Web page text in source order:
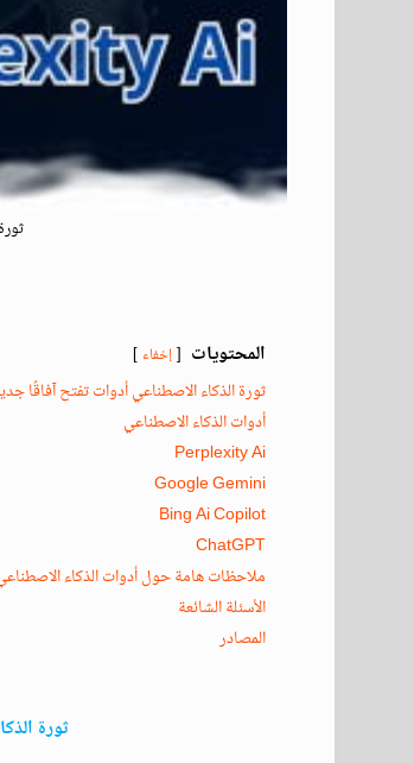
المحتويات إخفاء
ثورة الذكاء الاصطناعي أدوات تفتح آفاقًا
أدوات الذكاء الاصطناعي
Perplexity Ai
Google Gemini
Bing Ai Copilot
ChatGPT
ملاحظات هامة حول أدوات الذكاء
الأسئلة الشائعة
المصادر
ثورة